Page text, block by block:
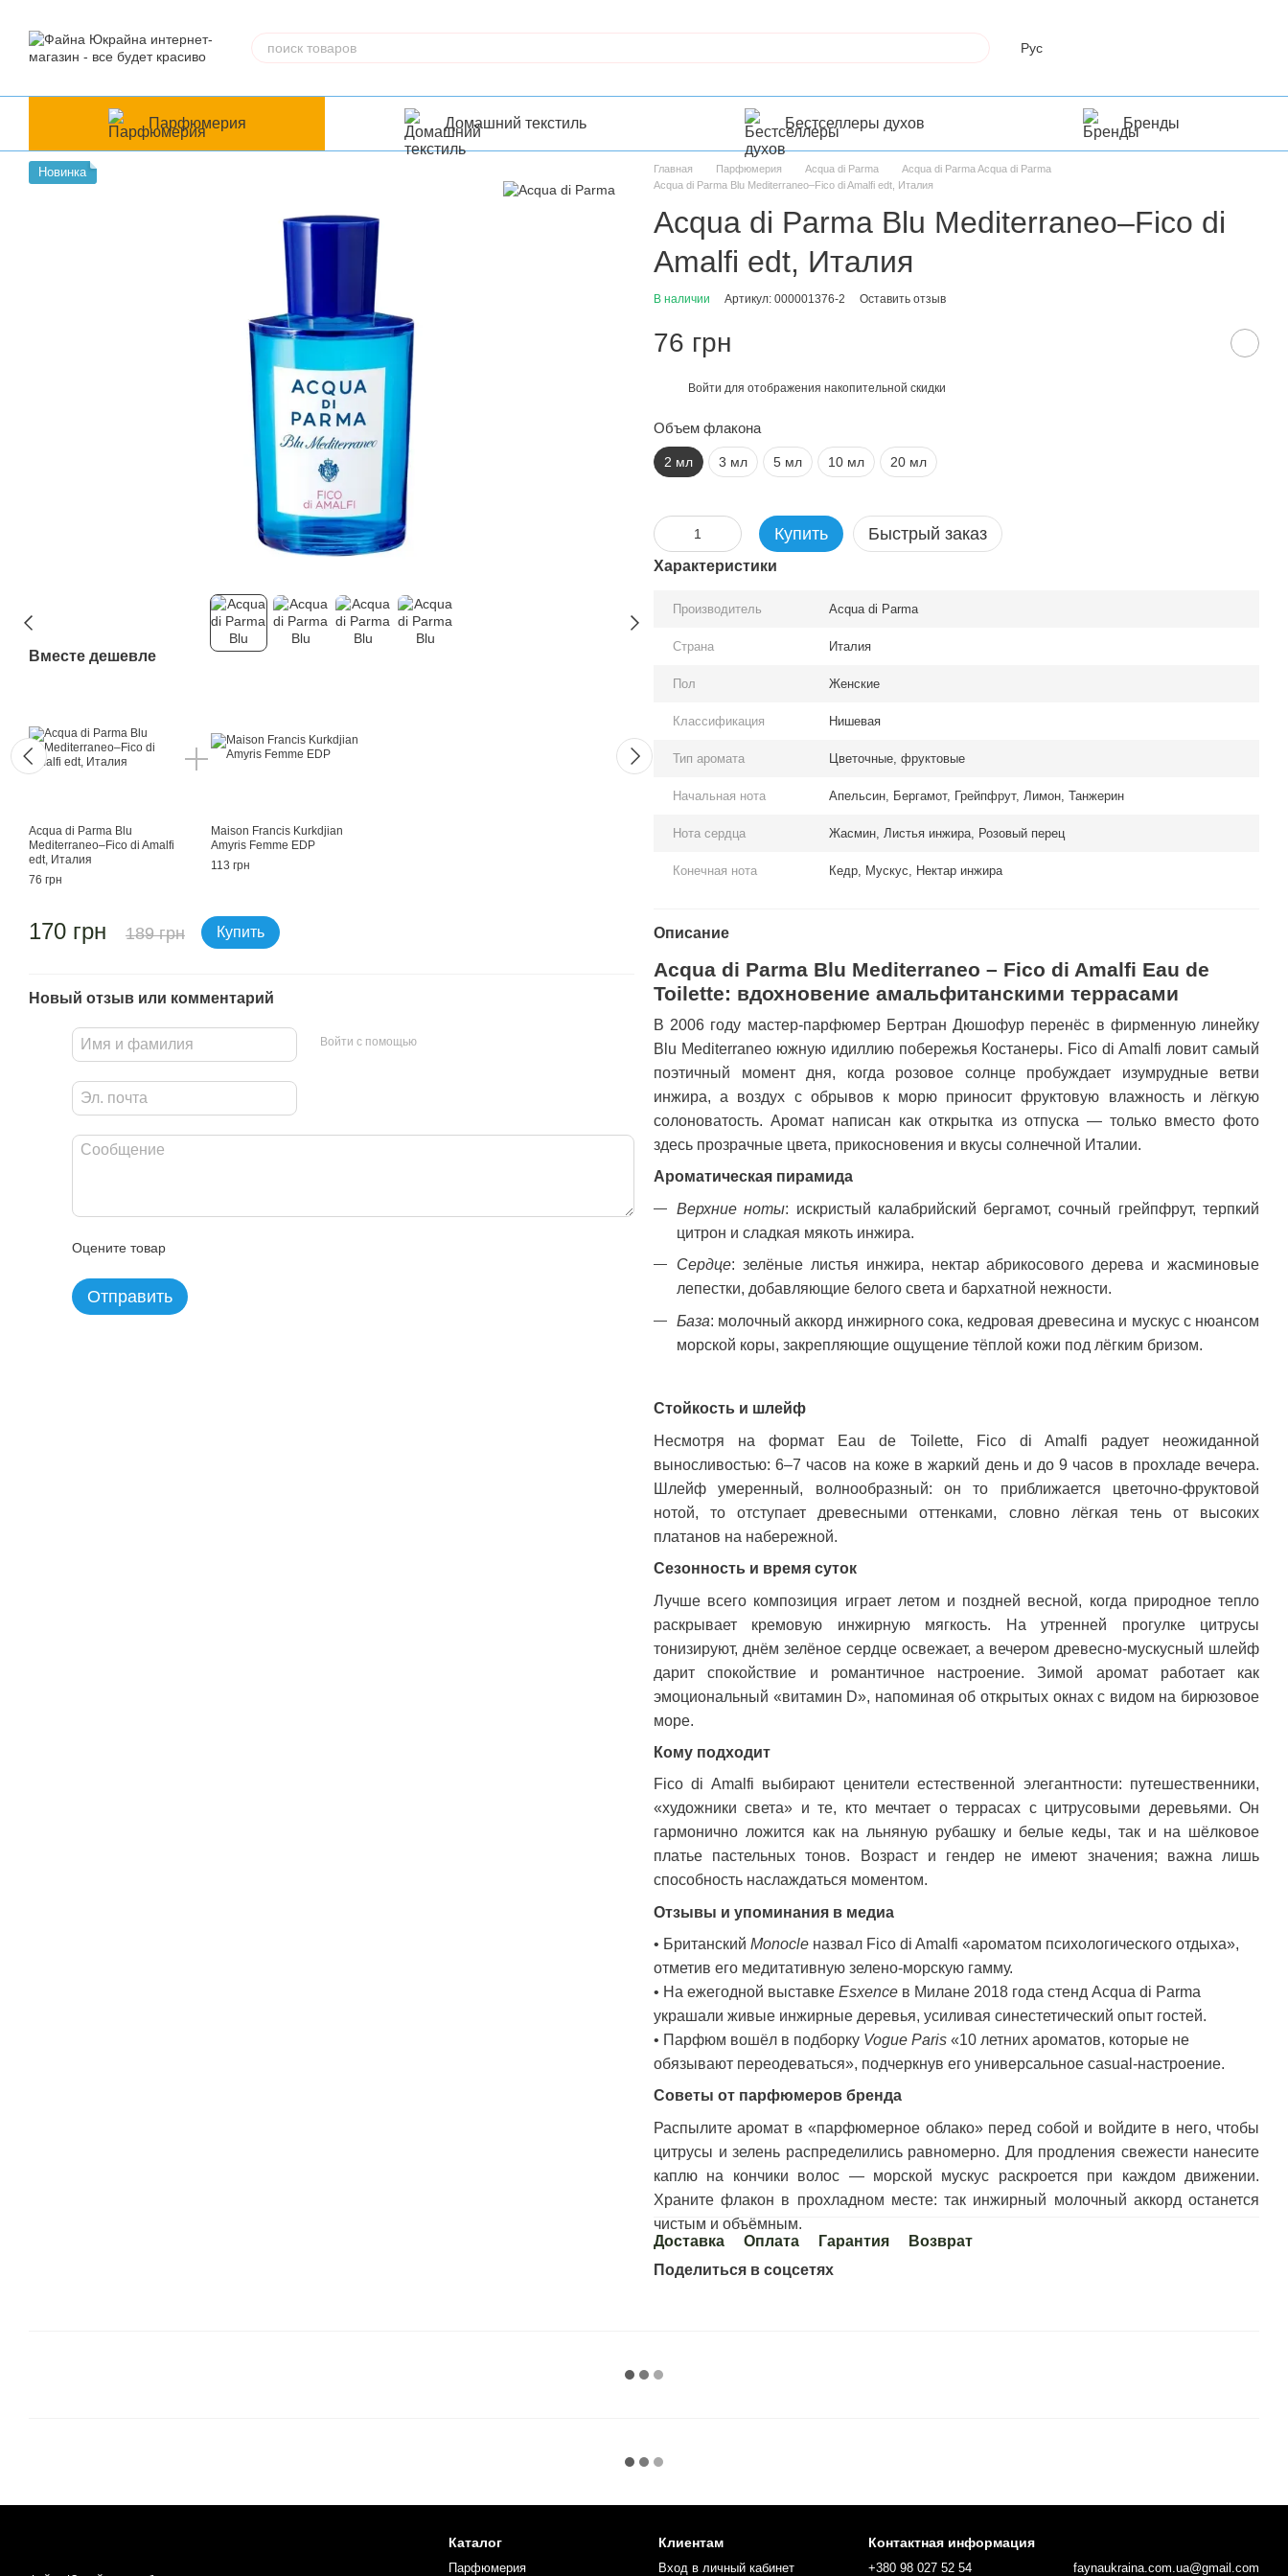
Рус
Парфюмерия Домашний текстиль Бестселлеры духов Бренды
Новинка
Вместе дешевле
Acqua di Parma Blu
Mediterraneo–Fico di Amalfi
edt, Италия
76 грн
Maison Francis Kurkdjian
Amyris Femme EDP
113 грн
170 грн 189 грн Купить
Вместе дешевле
Acqua di Parma Blu
Parfums de Marly Meliora
1 920 грн
1 796 грн
Новый отзыв или комментарий
Войти с помощью
Оцените товар
Отправить
Главная Парфюмерия Acqua di Parma
Acqua di Parma Acqua di Parma
Acqua di Parma Blu Mediterraneo–Fico di Amalfi edt, Италия
Acqua di Parma Blu Mediterraneo–Fico di
Amalfi edt, Италия
В наличии Артикул: 000001376-2 Оставить отзыв
76 грн
Войти для отображения накопительной скидки
Объем флакона
2 мл 3 мл 5 мл 10 мл 20 мл
Купить Быстрый заказ
Характеристики
Производитель Acqua di Parma
Страна Италия
Пол Женские
Классификация Нишевая
Тип аромата Цветочные, фруктовые
Начальная нота Апельсин, Бергамот, Грейпфрут, Лимон, Танжерин
Нота сердца Жасмин, Листья инжира, Розовый перец
Конечная нота Кедр, Мускус, Нектар инжира
Описание
Acqua di Parma Blu Mediterraneo – Fico di Amalfi Eau de
Toilette: вдохновение амальфитанскими террасами
В 2006 году мастер-парфюмер Бертран Дюшофур перенёс в фирменную линейку
Blu Mediterraneo южную идиллию побережья Костанеры. Fico di Amalfi ловит самый
поэтичный момент дня, когда розовое солнце пробуждает изумрудные ветви
инжира, а воздух с обрывов к морю приносит фруктовую влажность и лёгкую
солоноватость. Аромат написан как открытка из отпуска — только вместо фото
здесь прозрачные цвета, прикосновения и вкусы солнечной Италии.
Ароматическая пирамида
Верхние ноты: искристый калабрийский бергамот, сочный грейпфрут, терпкий
цитрон и сладкая мякоть инжира.
Сердце: зелёные листья инжира, нектар абрикосового дерева и жасминовые
лепестки, добавляющие белого света и бархатной нежности.
База: молочный аккорд инжирного сока, кедровая древесина и мускус с нюансом
морской коры, закрепляющие ощущение тёплой кожи под лёгким бризом.
Стойкость и шлейф
Несмотря на формат Eau de Toilette, Fico di Amalfi радует неожиданной
выносливостью: 6–7 часов на коже в жаркий день и до 9 часов в прохладе вечера.
Шлейф умеренный, волнообразный: он то приближается цветочно-фруктовой
нотой, то отступает древесными оттенками, словно лёгкая тень от высоких
платанов на набережной.
Сезонность и время суток
Лучше всего композиция играет летом и поздней весной, когда природное тепло
раскрывает кремовую инжирную мягкость. На утренней прогулке цитрусы
тонизируют, днём зелёное сердце освежает, а вечером древесно-мускусный шлейф
дарит спокойствие и романтичное настроение. Зимой аромат работает как
эмоциональный «витамин D», напоминая об открытых окнах с видом на бирюзовое
море.
Кому подходит
Fico di Amalfi выбирают ценители естественной элегантности: путешественники,
«художники света» и те, кто мечтает о террасах с цитрусовыми деревьями. Он
гармонично ложится как на льняную рубашку и белые кеды, так и на шёлковое
платье пастельных тонов. Возраст и гендер не имеют значения; важна лишь
способность наслаждаться моментом.
Отзывы и упоминания в медиа
• Британский Monocle назвал Fico di Amalfi «ароматом психологического отдыха»,
отметив его медитативную зелено-морскую гамму.
• На ежегодной выставке Esxence в Милане 2018 года стенд Acqua di Parma
украшали живые инжирные деревья, усиливая синестетический опыт гостей.
• Парфюм вошёл в подборку Vogue Paris «10 летних ароматов, которые не
обязывают переодеваться», подчеркнув его универсальное casual-настроение.
Советы от парфюмеров бренда
Распылите аромат в «парфюмерное облако» перед собой и войдите в него, чтобы
цитрусы и зелень распределились равномерно. Для продления свежести нанесите
каплю на кончики волос — морской мускус раскроется при каждом движении.
Храните флакон в прохладном месте: так инжирный молочный аккорд останется
чистым и объёмным.
Доставка
Оплата Гарантия
Возврат
Поделиться в соцсетях
Каталог
Парфюмерия
Клиентам
Вход в личный кабинет
Контактная информация
+380 98 027 52 54 faynaukraina.com.ua@gmail.com